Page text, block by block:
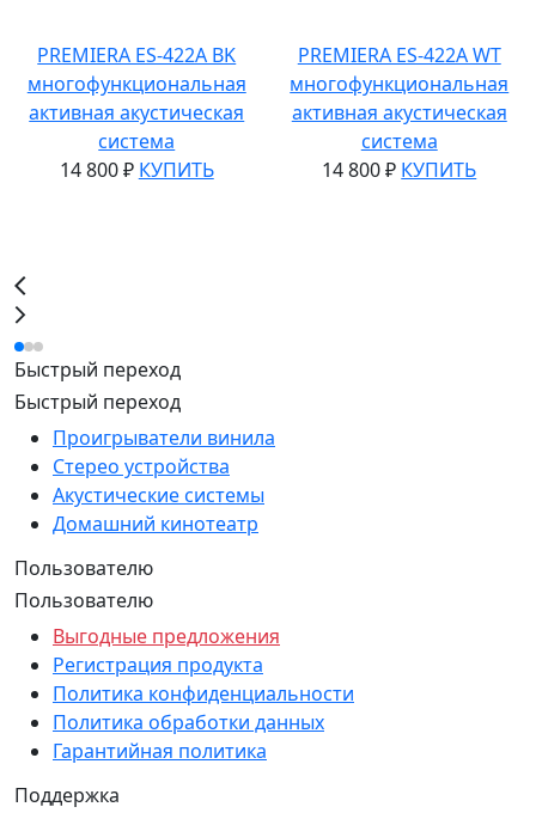
PREMIERA ES-422A BK
многофункциональная
активная акустическая
система
14 800 ₽ КУПИТЬ
PREMIERA ES-422A WT
многофункциональная
активная акустическая
система
14 800 ₽ КУПИТЬ
Быстрый переход
Быстрый переход
Проигрыватели винила
Стерео устройства
Акустические системы
Домашний кинотеатр
Пользователю
Пользователю
Выгодные предложения
Регистрация продукта
Политика конфиденциальности
Политика обработки данных
Гарантийная политика
Поддержка